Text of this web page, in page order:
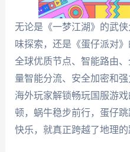
无论是《一梦江湖》的武
味探索，还是《蛋仔派对
全球优质节点、智能路由
量智能分流、安全加密和
海外玩家解锁畅玩国服游
顿，蜗牛稳步前行，蛋仔
快乐，就真正跨越了地理的